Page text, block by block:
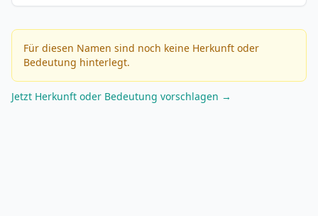
Für diesen Namen sind noch keine Herkunft oder
Bedeutung hinterlegt.
Jetzt Herkunft oder Bedeutung vorschlagen →